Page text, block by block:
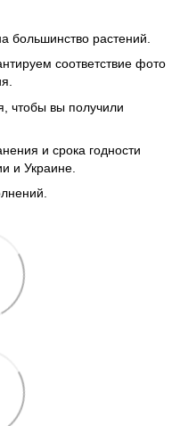
большинство растений.
соответствие фото
чтобы вы получили
и срока годности
и Украине.